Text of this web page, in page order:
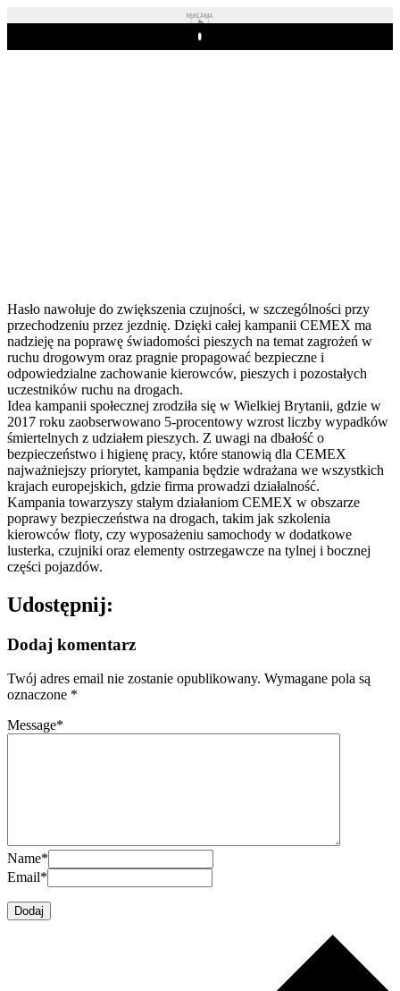
REKLAMA
Play
Hasło nawołuje do zwiększenia czujności, w szczególności przy
przechodzeniu przez jezdnię. Dzięki całej kampanii CEMEX ma
nadzieję na poprawę świadomości pieszych na temat zagrożeń w
ruchu drogowym oraz pragnie propagować bezpieczne i
odpowiedzialne zachowanie kierowców, pieszych i pozostałych
uczestników ruchu na drogach.
Idea kampanii społecznej zrodziła się w Wielkiej Brytanii, gdzie w
2017 roku zaobserwowano 5-procentowy wzrost liczby wypadków
śmiertelnych z udziałem pieszych. Z uwagi na dbałość o
bezpieczeństwo i higienę pracy, które stanowią dla CEMEX
najważniejszy priorytet, kampania będzie wdrażana we wszystkich
krajach europejskich, gdzie firma prowadzi działalność.
Kampania towarzyszy stałym działaniom CEMEX w obszarze
poprawy bezpieczeństwa na drogach, takim jak szkolenia
kierowców floty, czy wyposażeniu samochody w dodatkowe
lusterka, czujniki oraz elementy ostrzegawcze na tylnej i bocznej
części pojazdów.
Udostępnij:
Dodaj komentarz
Twój adres email nie zostanie opublikowany. Wymagane pola są
oznaczone *
Message*
Name*
Email*